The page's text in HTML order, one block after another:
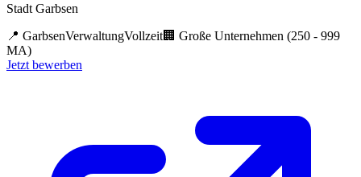
Stadt Garbsen
📍 GarbsenVerwaltungVollzeit🏢 Große Unternehmen (250 - 999
MA)
Jetzt bewerben